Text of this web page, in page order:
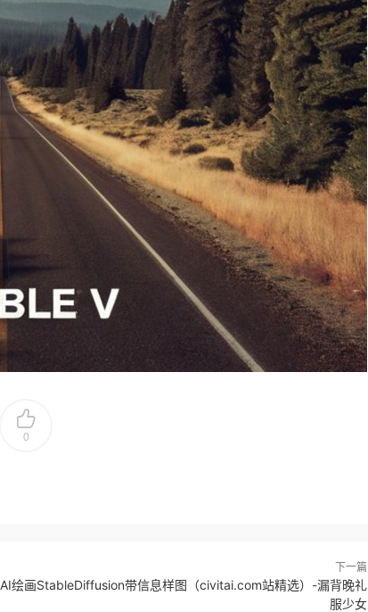
0
下一篇
AI绘画StableDiffusion带信息样图（civitai.com站精选）-漏背晚礼
服少女